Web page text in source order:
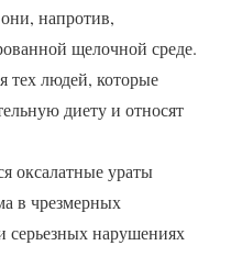
напротив,
щелочной среде.
тех людей, которые
диету и относят
оксалатные ураты
в чрезмерных
серьезных нарушениях